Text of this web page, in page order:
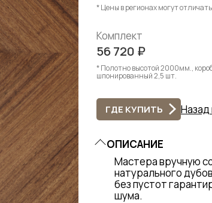
* Цены в регионах могут
Комплект
56 720 ₽
* Полотно высотой 2000мм.,
шпонированный 2,5 шт.
ГДЕ КУПИТЬ Назад
ОПИСАНИЕ
Мастера вручную
натурального
без пустот
шума.